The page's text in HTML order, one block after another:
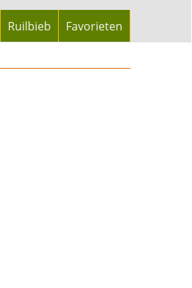
Ruilbieb Favorieten